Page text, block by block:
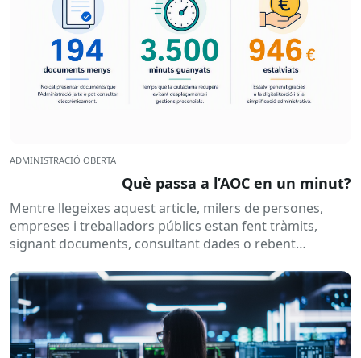
ADMINISTRACIÓ OBERTA
Què passa a l’AOC en un minut?
Mentre llegeixes aquest article, milers de persones,
empreses i treballadors públics estan fent tràmits,
signant documents, consultant dades o rebent
habitualment...